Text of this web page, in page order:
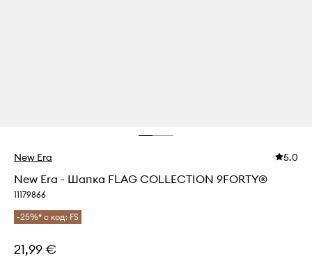
New Era 5.0
New Era - Шапка FLAG COLLECTION 9FORTY®
11179866
-25%* с код: FS
21,99 €